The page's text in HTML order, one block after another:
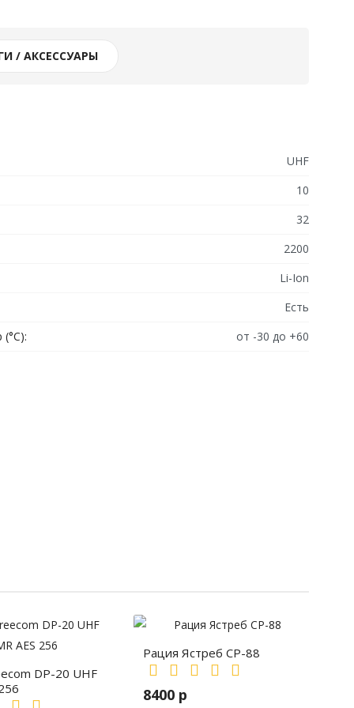
/ АКСЕССУАРЫ
UHF
10
32
2200
Li-Ion
Есть
от -30 до +60
DP-20 UHF
Рация Ястреб СР-88
8400 р